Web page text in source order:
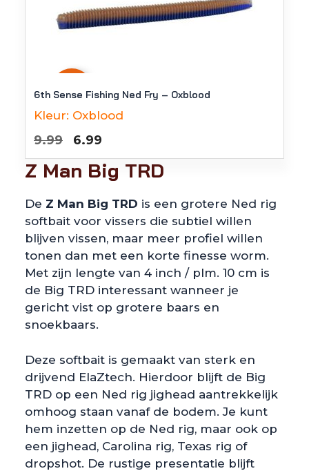
-
6th Sense Fishing Ned Fry – Oxblood
Kleur: Oxblood
9.99
Oorspronkelijke
prijs
was:
6.99
prijs
is:
Z Man Big TRD
De Z Man Big TRD is een grotere Ned rig
softbait voor vissers die subtiel willen
blijven vissen, maar meer profiel willen
tonen dan met een korte finesse worm.
Met zijn lengte van 4 inch / plm. 10 cm is
de Big TRD interessant wanneer je
gericht vist op grotere baars en
snoekbaars.
Deze softbait is gemaakt van sterk en
drijvend ElaZtech. Hierdoor blijft de Big
TRD op een Ned rig jighead aantrekkelijk
omhoog staan vanaf de bodem. Je kunt
hem inzetten op de Ned rig, maar ook op
een jighead, Carolina rig, Texas rig of
dropshot. De rustige presentatie blijft